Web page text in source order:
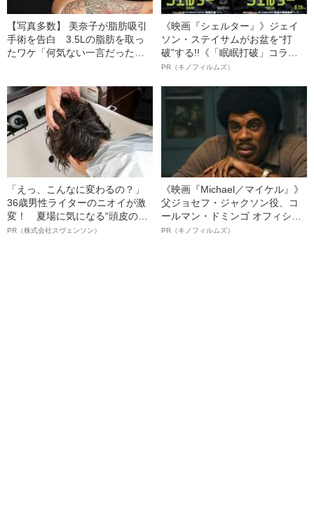
【写真多数】 美奈子が脂肪吸引
手術を告白 3.5Lの脂肪を取っ
たワケ「何気ない一言だったん
《映画『シェルター』》ジェイ
ソン・ステイサムがお盆を“打
破”する!!《「眠眠打破」コラ
ボ》
PR（キノフィルムズ）
「えっ、こんなに変わるの？」
36歳男性ライターのニオイが激
変！ 夏場に気になる“頭皮のニ
オイ”や“ベタつき”を解消す
PR（株式会社スヴェンソン）
《映画『Michael／マイケル』》
父ジョセフ・ジャクソン役、コ
ールマン・ドミンゴ オフィシャ
ルインタビュー“観客を魅了した
PR（キノフィルムズ）